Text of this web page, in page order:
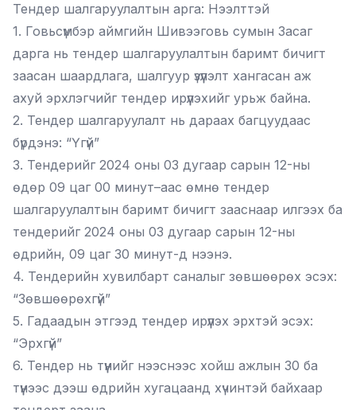
Тендер шалгаруулалтын арга: Нээлттэй
1. Говьсүмбэр аймгийн Шивээговь сумын Засаг
дарга нь тендер шалгаруулалтын баримт бичигт
заасан шаардлага, шалгуур үзүүлэлт хангасан аж
ахуй эрхлэгчийг тендер ирүүлэхийг урьж байна.
2. Тендер шалгаруулалт нь дараах багцуудаас
бүрдэнэ: “Үгүй”
3. Тендерийг 2024 оны 03 дугаар сарын 12-ны
өдөр 09 цаг 00 минут–аас өмнө тендер
шалгаруулалтын баримт бичигт зааснаар илгээх ба
тендерийг 2024 оны 03 дугаар сарын 12-ны
өдрийн, 09 цаг 30 минут-д нээнэ.
4. Тендерийн хувилбарт саналыг зөвшөөрөх эсэх:
“Зөвшөөрөхгүй”
5. Гадаадын этгээд тендер ирүүлэх эрхтэй эсэх:
“Эрхгүй”
6. Тендер нь түүнийг нээснээс хойш ажлын 30 ба
түүнээс дээш өдрийн хугацаанд хүчинтэй байхаар